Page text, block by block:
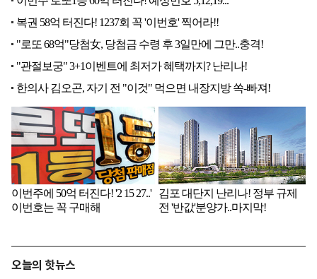
오늘의 핫뉴스